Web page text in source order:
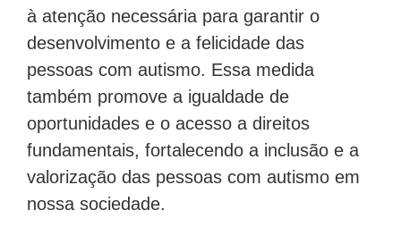
à atenção necessária para garantir o
desenvolvimento e a felicidade das
pessoas com autismo. Essa medida
também promove a igualdade de
oportunidades e o acesso a direitos
fundamentais, fortalecendo a inclusão e a
valorização das pessoas com autismo em
nossa sociedade.